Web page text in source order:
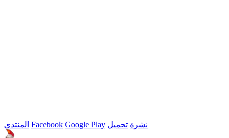
المنتدى Facebook Google Play نشرة تحميل